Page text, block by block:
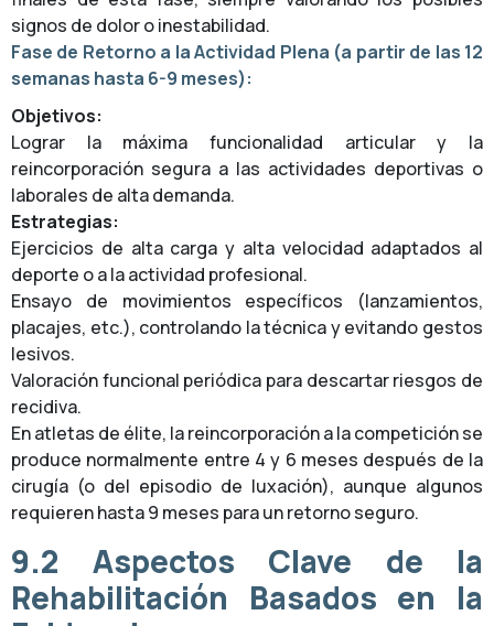
signos de dolor o inestabilidad.
Fase de Retorno a la Actividad Plena (a partir de las 12
semanas hasta 6-9 meses):
Objetivos:
Lograr la máxima funcionalidad articular y la
reincorporación segura a las actividades deportivas o
laborales de alta demanda.
Estrategias:
Ejercicios de alta carga y alta velocidad adaptados al
deporte o a la actividad profesional.
Ensayo de movimientos específicos (lanzamientos,
placajes, etc.), controlando la técnica y evitando gestos
lesivos.
Valoración funcional periódica para descartar riesgos de
recidiva.
En atletas de élite, la reincorporación a la competición se
produce normalmente entre 4 y 6 meses después de la
cirugía (o del episodio de luxación), aunque algunos
requieren hasta 9 meses para un retorno seguro.
9.2 Aspectos Clave de la
Rehabilitación Basados en la